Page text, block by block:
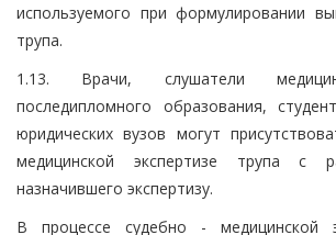
используемого при формулировании
трупа.
1.13. Врачи, слушатели
последипломного образования,
юридических вузов могут
медицинской экспертизе трупа с
назначившего экспертизу.
В процессе судебно - медицинской